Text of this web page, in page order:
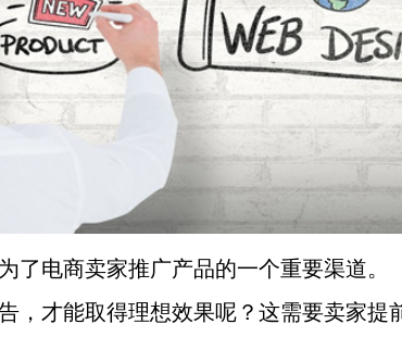
了电商卖家推广产品的一个重要渠道。
，才能取得理想效果呢？这需要卖家提